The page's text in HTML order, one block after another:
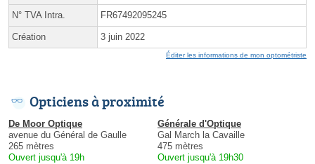
N° TVA Intra. FR67492095245
Création 3 juin 2022
Éditer les informations de mon optométriste
Opticiens à proximité
De Moor Optique
avenue du Général de Gaulle
265 mètres
Ouvert jusqu'à 19h
Générale d'Optique
Gal March la Cavaille
475 mètres
Ouvert jusqu'à 19h30